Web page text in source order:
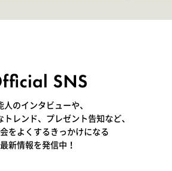
人のインタビューや、
レンド、プレゼント告知など、
をよくするきっかけになる
最新情報を発信中！